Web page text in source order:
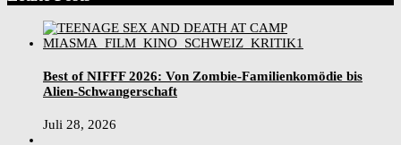
Best of NIFFF 2026: Von Zombie-Familienkomödie bis
Alien-Schwangerschaft
Juli 28, 2026